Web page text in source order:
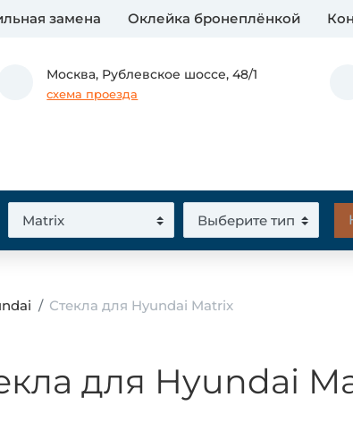
замена Оклейка бронеплёнкой
Москва, Рублевское шоссе, 48/1
схема проезда
Стекла для Hyundai Matrix
для Hyundai